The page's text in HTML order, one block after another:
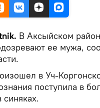
В Аксыйском
ее мужа,
в Уч-
поступила в